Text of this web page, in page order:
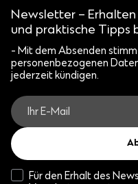
Newsletter –
und praktische Tipps
- Mit dem Absenden
personenbezogenen
jederzeit kündigen.
Für den Erhalt des